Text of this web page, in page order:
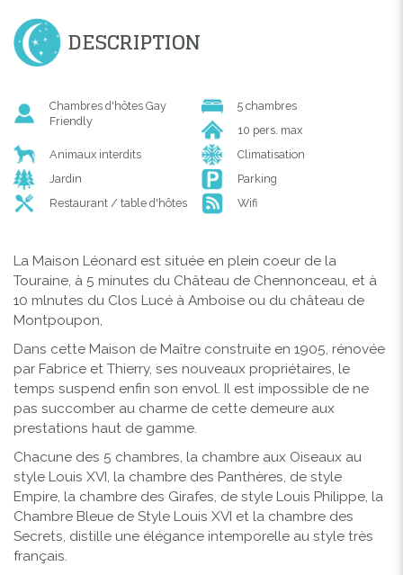
DESCRIPTION
Chambres d'hôtes Gay
Friendly
5 chambres
10 pers. max
Animaux interdits
Climatisation
Jardin
Parking
Restaurant / table d'hôtes
Wifi
La Maison Léonard est située en plein coeur de la
Touraine, à 5 minutes du Château de Chennonceau, et à
10 mlnutes du Clos Lucé à Amboise ou du château de
Montpoupon,
Dans cette Maison de Maître construite en 1905, rénovée
par Fabrice et Thierry, ses nouveaux propriétaires, le
temps suspend enfin son envol. Il est impossible de ne
pas succomber au charme de cette demeure aux
prestations haut de gamme.
Chacune des 5 chambres, la chambre aux Oiseaux au
style Louis XVI, la chambre des Panthères, de style
Empire, la chambre des Girafes, de style Louis Philippe, la
Chambre Bleue de Style Louis XVI et la chambre des
Secrets, distille une élégance intemporelle au style très
français.